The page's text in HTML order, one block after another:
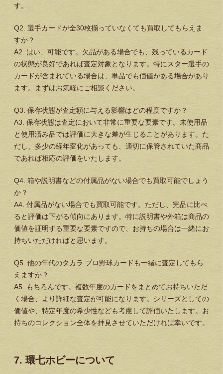
す。
Q2. 選手カードが全30枚揃っていなくても買取してもらえま
すか？
A2. はい、可能です。欠品がある場合でも、残っているカード
の状態が良好であれば査定対象となります。特にスター選手の
カードが含まれている場合は、単品でも価値がある場合があり
ます。まずはお気軽にご相談ください。
Q3. 保存状態が査定額に与える影響はどの程度ですか？
A3. 保存状態は査定において非常に重要な要素です。未使用品
と使用済み品では評価に大きな差が生じることがあります。た
だし、多少の経年変化があっても、適切に保管されていた商品
であれば相応の評価をいたします。
Q4. 箱や説明書などの付属品がない場合でも買取可能でしょう
か？
A4. 付属品がない場合でも買取可能です。ただし、完品に比べ
ると評価は下がる傾向にあります。特に説明書や外箱は商品の
価値を証明する重要な要素ですので、お持ちの場合は一緒にお
持ちいただければと思います。
Q5. 他の年代のタカラ プロ野球カードも一緒に査定してもら
えますか？
A5. もちろんです。複数年度のカードをまとめてお持ちいただ
く場合、より詳細な査定が可能になります。シリーズとしての
価値や、特定年度の希少性なども考慮して評価いたします。お
持ちのコレクション全体を拝見させていただければ幸いです。
7. 環七ホビーについて